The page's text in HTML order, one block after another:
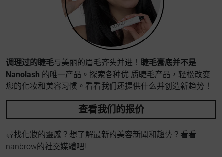
调理过的睫毛与美丽的眉毛齐头并进！ 睫毛膏底并不是
Nanolash 的唯一产品。探索各种优 质睫毛产品，轻松改变
您的化妆和美容习惯。看看我们还提供什么并创造新趋势！
查看我们的报价
尋找化妝的靈感？想了解最新的美容新聞和趨勢？看看
nanbrow的社交媒體吧!